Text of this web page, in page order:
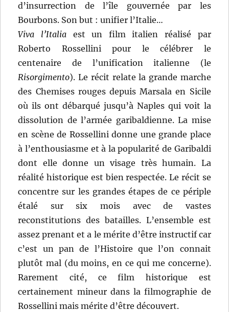
d’insurrection de l’île gouvernée par les
Bourbons. Son but : unifier l’Italie…
Viva l’Italiaest un film italien réalisé par
Roberto Rossellini pour le célébrer le
centenaire de l’unification italienne (le
Risorgimento). Le récit relate la grande marche
des Chemises rouges depuis Marsala en Sicile
où ils ont débarqué jusqu’à Naples qui voit la
dissolution de l’armée garibaldienne. La mise
en scène de Rossellini donne une grande place
à l’enthousiasme et à la popularité de Garibaldi
dont elle donne un visage très humain. La
réalité historique est bien respectée. Le récit se
concentre sur les grandes étapes de ce périple
étalé sur six mois avec de vastes
reconstitutions des batailles. L’ensemble est
assez prenant et a le mérite d’être instructif car
c’est un pan de l’Histoire que l’on connait
plutôt mal (du moins, en ce qui me concerne).
Rarement cité, ce film historique est
certainement mineur dans la filmographie de
Rossellini mais mérite d’être découvert.